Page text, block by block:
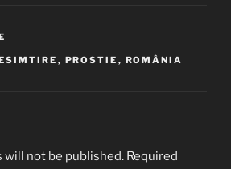
, PROSTIE , ROMÂNIA
will not be published. Required